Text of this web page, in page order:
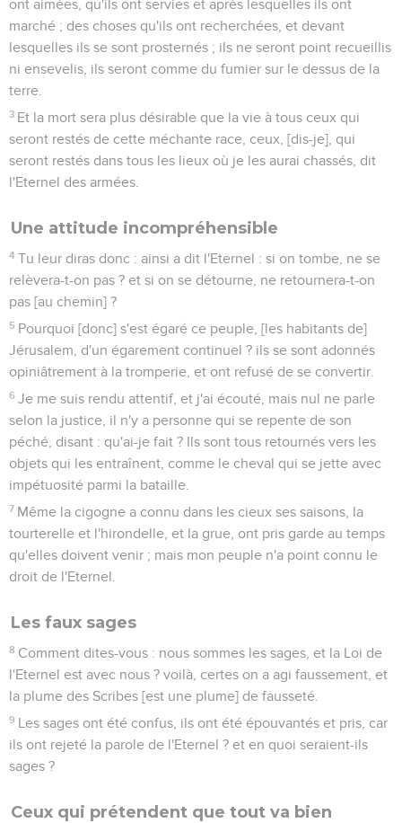
ont aimées, qu'ils ont servies et après lesquelles ils ont
marché ; des choses qu'ils ont recherchées, et devant
lesquelles ils se sont prosternés ; ils ne seront point recueillis
ni ensevelis, ils seront comme du fumier sur le dessus de la
terre.
3 Et la mort sera plus désirable que la vie à tous ceux qui
seront restés de cette méchante race, ceux, [dis-je], qui
seront restés dans tous les lieux où je les aurai chassés, dit
l'Eternel des armées.
Une attitude incompréhensible
4 Tu leur diras donc : ainsi a dit l'Eternel : si on tombe, ne se
relèvera-t-on pas ? et si on se détourne, ne retournera-t-on
pas [au chemin] ?
5 Pourquoi [donc] s'est égaré ce peuple, [les habitants de]
Jérusalem, d'un égarement continuel ? ils se sont adonnés
opiniâtrement à la tromperie, et ont refusé de se convertir.
6 Je me suis rendu attentif, et j'ai écouté, mais nul ne parle
selon la justice, il n'y a personne qui se repente de son
péché, disant : qu'ai-je fait ? Ils sont tous retournés vers les
objets qui les entraînent, comme le cheval qui se jette avec
impétuosité parmi la bataille.
7 Même la cigogne a connu dans les cieux ses saisons, la
tourterelle et l'hirondelle, et la grue, ont pris garde au temps
qu'elles doivent venir ; mais mon peuple n'a point connu le
droit de l'Eternel.
Les faux sages
8 Comment dites-vous : nous sommes les sages, et la Loi de
l'Eternel est avec nous ? voilà, certes on a agi faussement, et
la plume des Scribes [est une plume] de fausseté.
9 Les sages ont été confus, ils ont été épouvantés et pris, car
ils ont rejeté la parole de l'Eternel ? et en quoi seraient-ils
sages ?
Ceux qui prétendent que tout va bien